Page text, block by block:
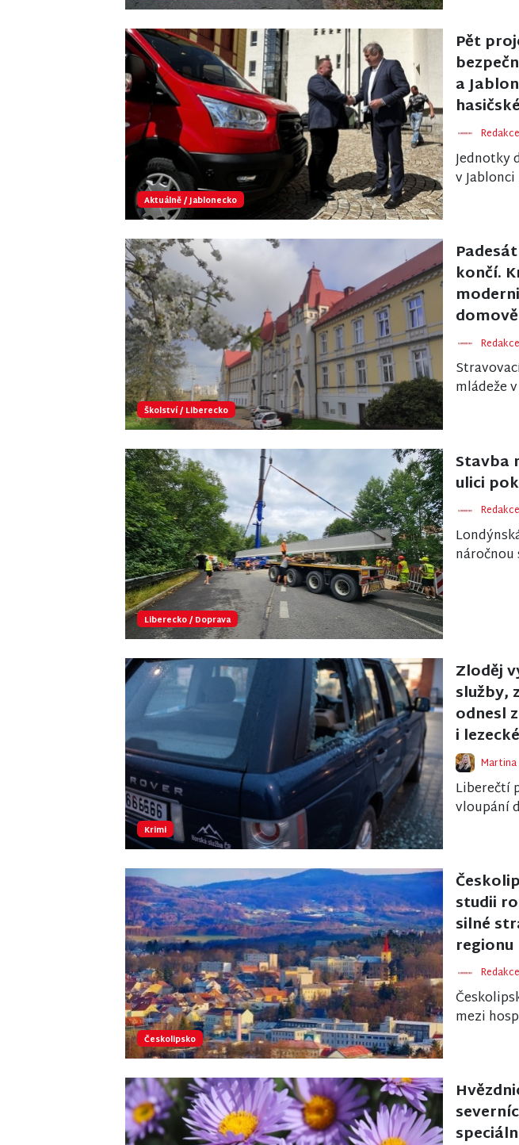
Aktuálně/Jablonecko
Pět
a
Jednotky
v
Školství/Liberecko
končí.
mládeže
Liberecko/Doprava
Stavba
ulici
Krimi
Zloděj
služby,
odnesl
i
Liberečtí
vloupání
Českolipsko
studii
silné
regionu
mezi